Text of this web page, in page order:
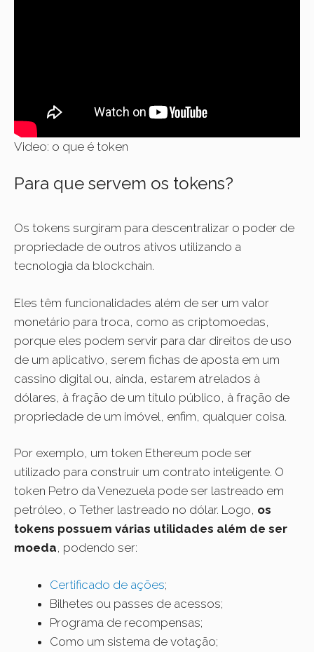
Video: o que é token
Para que servem os tokens?
Os tokens surgiram para descentralizar o poder de
propriedade de outros ativos utilizando a
tecnologia da blockchain.
Eles têm funcionalidades além de ser um valor
monetário para troca, como as criptomoedas,
porque eles podem servir para dar direitos de uso
de um aplicativo, serem fichas de aposta em um
cassino digital ou, ainda, estarem atrelados à
dólares, à fração de um título público, à fração de
propriedade de um imóvel, enfim, qualquer coisa.
Por exemplo, um token Ethereum pode ser
utilizado para construir um contrato inteligente. O
token Petro da Venezuela pode ser lastreado em
petróleo, o Tether lastreado no dólar. Logo, os
tokens possuem várias utilidades além de ser
moeda, podendo ser:
Certificado de ações;
Bilhetes ou passes de acessos;
Programa de recompensas;
Como um sistema de votação;